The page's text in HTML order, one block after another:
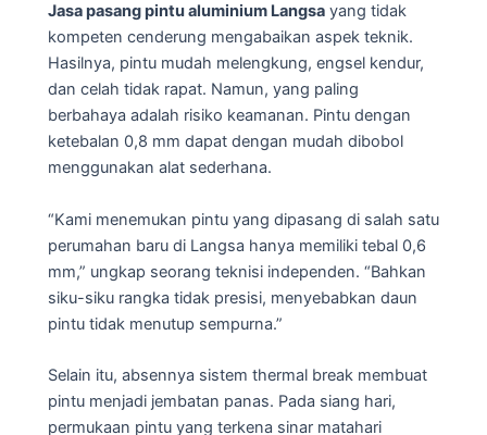
Jasa pasang pintu aluminium Langsa yang tidak
kompeten cenderung mengabaikan aspek teknik.
Hasilnya, pintu mudah melengkung, engsel kendur,
dan celah tidak rapat. Namun, yang paling
berbahaya adalah risiko keamanan. Pintu dengan
ketebalan 0,8 mm dapat dengan mudah dibobol
menggunakan alat sederhana.
“Kami menemukan pintu yang dipasang di salah satu
perumahan baru di Langsa hanya memiliki tebal 0,6
mm,” ungkap seorang teknisi independen. “Bahkan
siku-siku rangka tidak presisi, menyebabkan daun
pintu tidak menutup sempurna.”
Selain itu, absennya sistem thermal break membuat
pintu menjadi jembatan panas. Pada siang hari,
permukaan pintu yang terkena sinar matahari